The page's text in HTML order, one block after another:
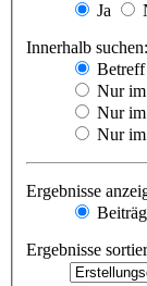
Ja
Innerhalb suchen:
Betreff
Nur
Nur
Nur im
Ergebnisse
Ergebnisse